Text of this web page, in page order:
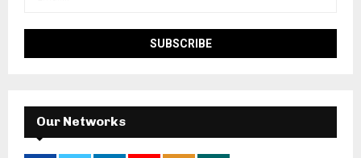
Our Networks